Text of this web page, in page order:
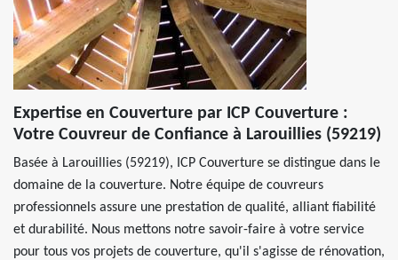
Expertise en Couverture par ICP Couverture :
Votre Couvreur de Confiance à Larouillies (59219)
Basée à Larouillies (59219), ICP Couverture se distingue dans le
domaine de la couverture. Notre équipe de couvreurs
professionnels assure une prestation de qualité, alliant fiabilité
et durabilité. Nous mettons notre savoir-faire à votre service
pour tous vos projets de couverture, qu'il s'agisse de rénovation,